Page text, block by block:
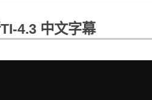
4.3 中文字幕